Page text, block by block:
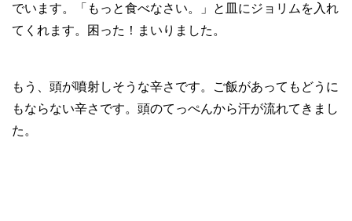
でいます。「もっと食べなさい。」と皿にジョリムを入れ
てくれます。困った！まいりました。
もう、頭が噴射しそうな辛さです。ご飯があってもどうに
もならない辛さです。頭のてっぺんから汗が流れてきまし
た。